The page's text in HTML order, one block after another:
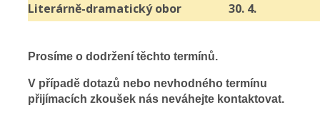
Literárně-dramatický obor
30. 4.
Prosíme o dodržení těchto termínů.
V případě dotazů nebo nevhodného termínu
přijímacích zkoušek nás neváhejte kontaktovat.